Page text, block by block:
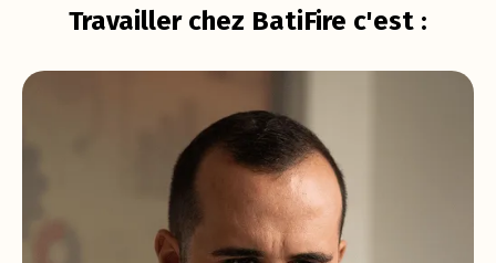
Travailler chez BatiFire c'est :